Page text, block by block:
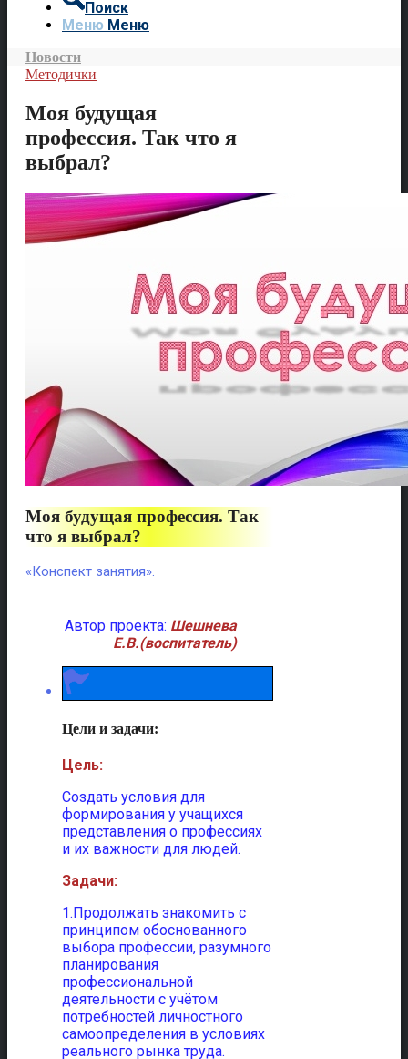
Поиск
Меню Меню
Новости
Методички
Моя будущая
профессия. Так что я
выбрал?
Моя будущая профессия. Так
что я выбрал?
«Конспект занятия».
Автор проекта: Шешнева
Е.В.(воспитатель)
Цели и задачи:
Цель:
Создать условия для
формирования у учащихся
представления о профессиях
и их важности для людей.
Задачи:
1.Продолжать знакомить с
принципом обоснованного
выбора профессии, разумного
планирования
профессиональной
деятельности с учётом
потребностей личностного
самоопределения в условиях
реального рынка труда.